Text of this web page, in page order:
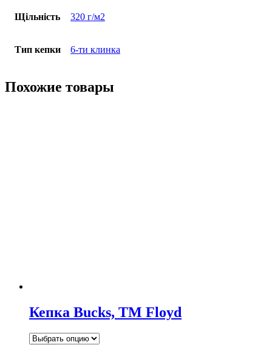
Щільність 320 г/м2
Тип кепки 6-ти клинка
Похожие товары
Кепка Bucks, ТМ Floyd